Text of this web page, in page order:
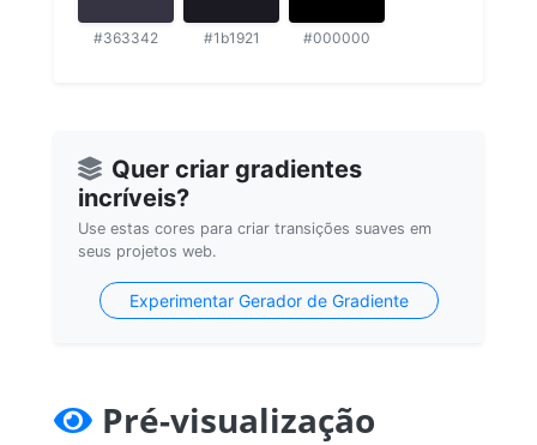
#363342 #1b1921 #000000
Quer criar gradientes
incríveis?
Use estas cores para criar transições suaves em
seus projetos web.
Experimentar Gerador de Gradiente
Pré-visualização